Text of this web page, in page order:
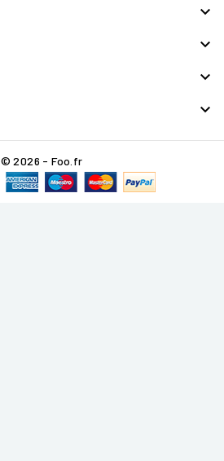




© 2026 - Foo.fr